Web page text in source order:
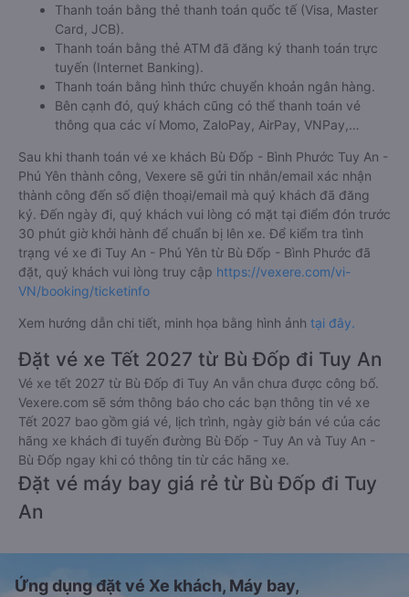
Thanh toán bằng thẻ thanh toán quốc tế (Visa, Master
Card, JCB).
Thanh toán bằng thẻ ATM đã đăng ký thanh toán trực
tuyến (Internet Banking).
Thanh toán bằng hình thức chuyển khoản ngân hàng.
Bên cạnh đó, quý khách cũng có thể thanh toán vé
thông qua các ví Momo, ZaloPay, AirPay, VNPay,…
Sau khi thanh toán vé xe khách Bù Đốp - Bình Phước Tuy An -
Phú Yên thành công, Vexere sẽ gửi tin nhắn/email xác nhận
thành công đến số điện thoại/email mà quý khách đã đăng
ký. Đến ngày đi, quý khách vui lòng có mặt tại điểm đón trước
30 phút giờ khởi hành để chuẩn bị lên xe. Để kiểm tra tình
trạng vé xe đi Tuy An - Phú Yên từ Bù Đốp - Bình Phước đã
đặt, quý khách vui lòng truy cập https://vexere.com/vi-
VN/booking/ticketinfo
Xem hướng dẫn chi tiết, minh họa bằng hình ảnh tại đây.
Đặt vé xe Tết 2027 từ Bù Đốp đi Tuy An
Vé xe tết 2027 từ Bù Đốp đi Tuy An vẫn chưa được công bố.
Vexere.com sẽ sớm thông báo cho các bạn thông tin vé xe
Tết 2027 bao gồm giá vé, lịch trình, ngày giờ bán vé của các
hãng xe khách đi tuyến đường Bù Đốp - Tuy An và Tuy An -
Bù Đốp ngay khi có thông tin từ các hãng xe.
Đặt vé máy bay giá rẻ từ Bù Đốp đi Tuy
An
Ứng dụng đặt vé Xe khách, Máy bay,